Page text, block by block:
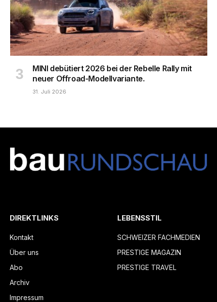
MINI debütiert 2026 bei der Rebelle Rally mit
neuer Offroad-Modellvariante.
31. Juli 2026
DIREKTLINKS
Kontakt
Über uns
Abo
Archiv
Impressum
LEBENSSTIL
SCHWEIZER FACHMEDIEN
PRESTIGE MAGAZIN
PRESTIGE TRAVEL